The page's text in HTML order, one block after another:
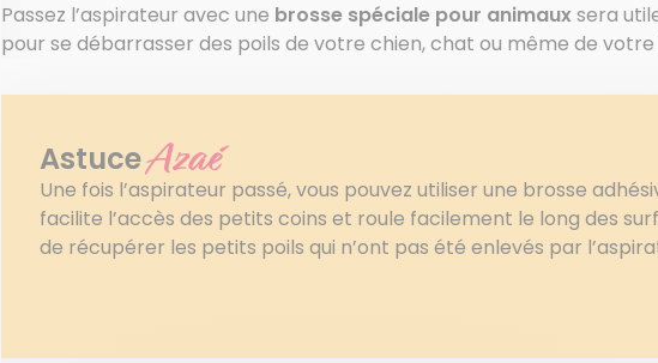
Passez l’aspirateur avec une brosse spéciale pour animaux sera
pour se débarrasser des poils de votre chien, chat ou même de
AstuceAzaé
Une fois l’aspirateur passé, vous pouvez utiliser une brosse
facilite l’accès des petits coins et roule facilement le long des
de récupérer les petits poils qui n’ont pas été enlevés par